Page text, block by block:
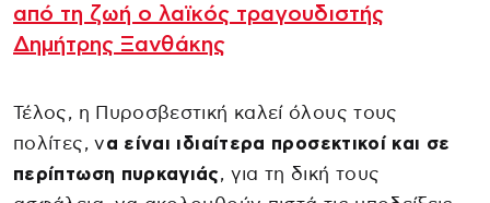
από τη ζωή ο λαϊκός τραγουδιστής
Δημήτρης Ξανθάκης
Τέλος, η Πυροσβεστική καλεί όλους τους
πολίτες, να είναι ιδιαίτερα προσεκτικοί και σε
περίπτωση πυρκαγιάς, για τη δική τους